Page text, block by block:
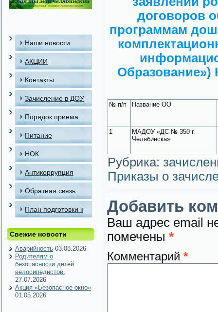
Наши новости
АКЦИИ
Контакты
Зачисление в ДОУ
Порядок приема
детей в МАДОУ
Питание
НОК
Антикоррупция
Обратная связь
План подготовки к
периоду
Свежие новости
Аварийность 03.08.2026
Родителям о
безопасности детей
велосипедистов.
27.07.2026
Акция «Безопасное окно»
01.05.2026
договоров
программам
Образование»)
№ п/п Название ОО
1
МАДОУ «ДС № 350 г.
Челябинска»
Рубрика:
Приказы о
Добавить
Ваш адрес email
помечены *
Комментарий *